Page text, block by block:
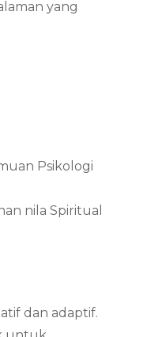
yang
Psikologi
nila Spiritual
dan adaptif.